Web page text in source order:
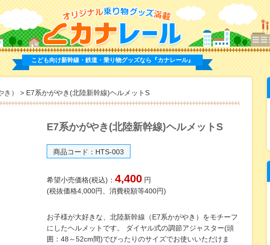
こども向け新幹線・鉄道・乗り物グッズなら 『カナレール』
） > E7系かがやき(北陸新幹線)ヘルメットS
E7系かがやき(北陸新幹線)ヘルメットS
商品コード：HTS-003
希望小売価格(税込)： 4,400円
(税抜価格4,000円、消費税額等400円)
お子様が大好きな、北陸新幹線（E7系かがやき）をモチーフ
にしたヘルメットです。 ダイヤル式の調節アジャスター(頭
囲：48～52cm間)でぴったりのサイズでお使いいただけま